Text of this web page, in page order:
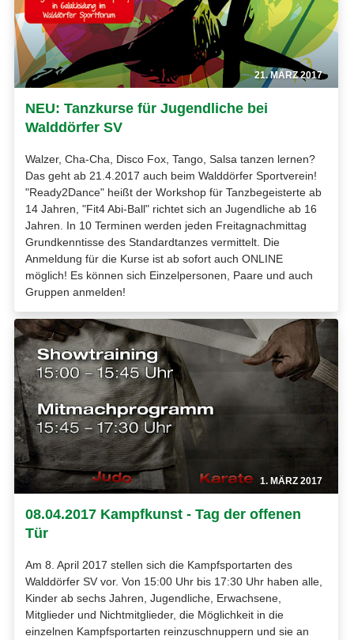
21. MÄRZ 2017
NEU: Tanzkurse für Jugendliche bei
Walddörfer SV
Walzer, Cha-Cha, Disco Fox, Tango, Salsa tanzen lernen?
Das geht ab 21.4.2017 auch beim Walddörfer Sportverein!
"Ready2Dance" heißt der Workshop für Tanzbegeisterte ab
14 Jahren, "Fit4 Abi-Ball" richtet sich an Jugendliche ab 16
Jahren. In 10 Terminen werden jeden Freitagnachmittag
Grundkenntisse des Standardtanzes vermittelt. Die
Anmeldung für die Kurse ist ab sofort auch ONLINE
möglich! Es können sich Einzelpersonen, Paare und auch
Gruppen anmelden!
1. MÄRZ 2017
08.04.2017 Kampfkunst - Tag der offenen
Tür
Am 8. April 2017 stellen sich die Kampfsportarten des
Walddörfer SV vor. Von 15:00 Uhr bis 17:30 Uhr haben alle,
Kinder ab sechs Jahren, Jugendliche, Erwachsene,
Mitglieder und Nichtmitglieder, die Möglichkeit in die
einzelnen Kampfsportarten reinzuschnuppern und sie an